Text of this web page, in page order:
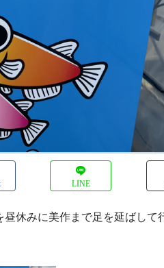
LINE
休みに美作まで足を延ばして